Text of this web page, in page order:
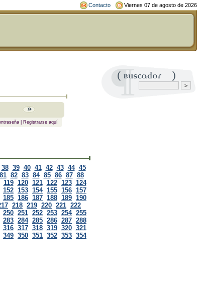
Contacto Viernes 07 de agosto de 2026
| Registrarse aquí
38 39 40 41 42 43 44 45
81 82 83 84 85 86 87 88
119 120 121 122 123 124
152 153 154 155 156 157
185 186 187 188 189 190
218 219 220 221 222
250 251 252 253 254 255
283 284 285 286 287 288
316 317 318 319 320 321
349 350 351 352 353 354